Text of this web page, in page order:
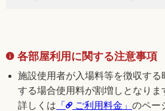
各部屋利用に関する注意事項
施設使用者が入場料等を徴収する
する場合使用料が割増しとなりま
詳しくは 「 ご利用料金」 のペー